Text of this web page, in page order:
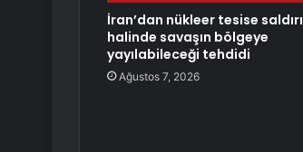
İran’dan nükleer tesise saldırı
halinde savaşın bölgeye
yayılabileceği tehdidi
Ağustos 7, 2026